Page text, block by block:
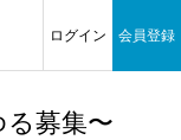
ログイン 会員登録
募集〜